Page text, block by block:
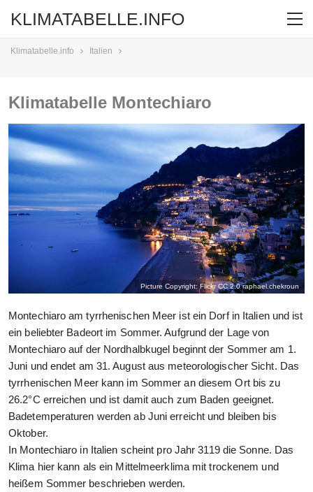
KLIMATABELLE.INFO
Klimatabelle.info Italien
Klimatabelle Montechiaro
Picture Copyright: Flickr CC 2.0raphael.chekroun
Montechiaro am tyrrhenischen Meer ist ein Dorf in Italien und ist
ein beliebter Badeort im Sommer. Aufgrund der Lage von
Montechiaro auf der Nordhalbkugel beginnt der Sommer am 1.
Juni und endet am 31. August aus meteorologischer Sicht. Das
tyrrhenischen Meer kann im Sommer an diesem Ort bis zu
26.2°C erreichen und ist damit auch zum Baden geeignet.
Badetemperaturen werden ab Juni erreicht und bleiben bis
Oktober.
In Montechiaro in Italien scheint pro Jahr 3119 die Sonne. Das
Klima hier kann als ein Mittelmeerklima mit trockenem und
heißem Sommer beschrieben werden.